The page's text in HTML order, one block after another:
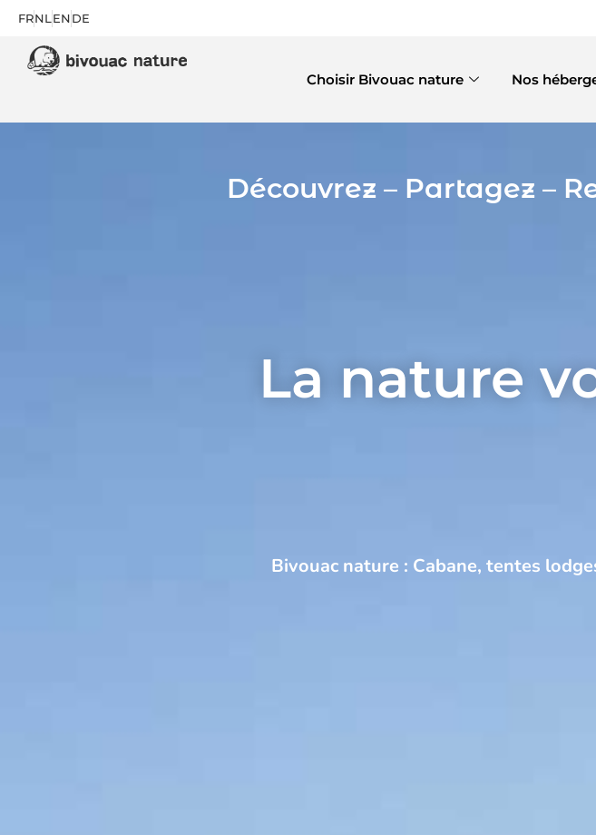
FRNLENDE
Choisir Bivouac nature Nos
Découvrez – Partagez –
La nature
Bivouac nature : Cabane, tentes